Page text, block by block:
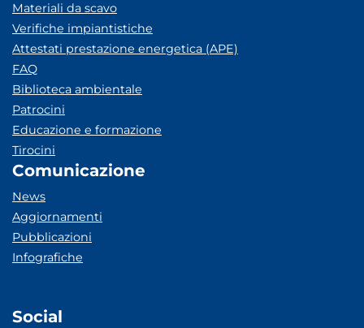
Materiali da scavo
Verifiche impiantistiche
Attestati prestazione energetica (APE)
FAQ
Biblioteca ambientale
Patrocini
Educazione e formazione
Tirocini
Comunicazione
News
Aggiornamenti
Pubblicazioni
Infografiche
Social